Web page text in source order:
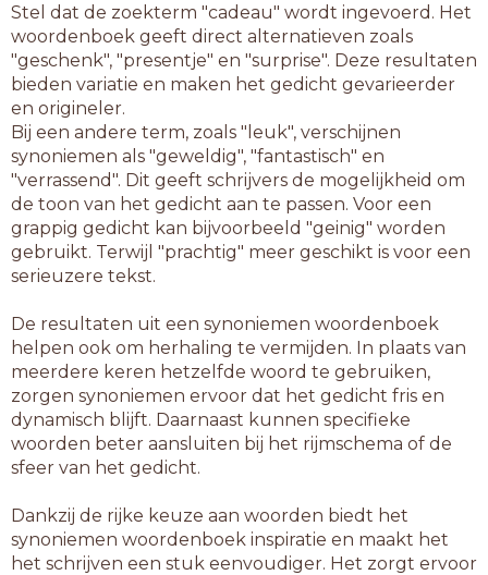
Stel dat de zoekterm "cadeau" wordt ingevoerd. Het
woordenboek geeft direct alternatieven zoals
"geschenk", "presentje" en "surprise". Deze resultaten
bieden variatie en maken het gedicht gevarieerder
en origineler.
Bij een andere term, zoals "leuk", verschijnen
synoniemen als "geweldig", "fantastisch" en
"verrassend". Dit geeft schrijvers de mogelijkheid om
de toon van het gedicht aan te passen. Voor een
grappig gedicht kan bijvoorbeeld "geinig" worden
gebruikt. Terwijl "prachtig" meer geschikt is voor een
serieuzere tekst.
De resultaten uit een synoniemen woordenboek
helpen ook om herhaling te vermijden. In plaats van
meerdere keren hetzelfde woord te gebruiken,
zorgen synoniemen ervoor dat het gedicht fris en
dynamisch blijft. Daarnaast kunnen specifieke
woorden beter aansluiten bij het rijmschema of de
sfeer van het gedicht.
Dankzij de rijke keuze aan woorden biedt het
synoniemen woordenboek inspiratie en maakt het
het schrijven een stuk eenvoudiger. Het zorgt ervoor